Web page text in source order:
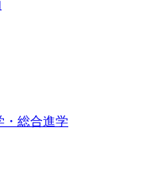
・総合進学